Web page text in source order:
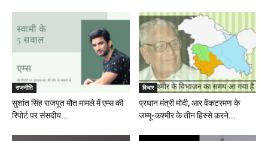
राजनीति
सुशांत सिंह राजपूत मौत मामले में एम्स की
रिपोर्ट पर संसदीय...
विचार
प्रधान मंत्री मोदी, आर वेंकटरमण के
जम्मू-कश्मीर के तीन हिस्से करने...